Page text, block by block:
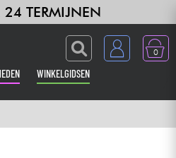
24 TERMIJNEN
0
WINKELGIDSEN